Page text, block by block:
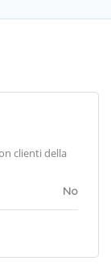
clienti della
No